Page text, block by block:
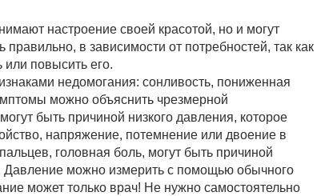
настроение своей красотой, но и могут
в зависимости от потребностей, так как
или повысить его.
недомогания: сонливость, пониженная
можно объяснить чрезмерной
быть причиной низкого давления, которое
напряжение, потемнение или двоение в
головная боль, могут быть причиной
Давление можно измерить с помощью обычного
может только врач! Не нужно самостоятельно